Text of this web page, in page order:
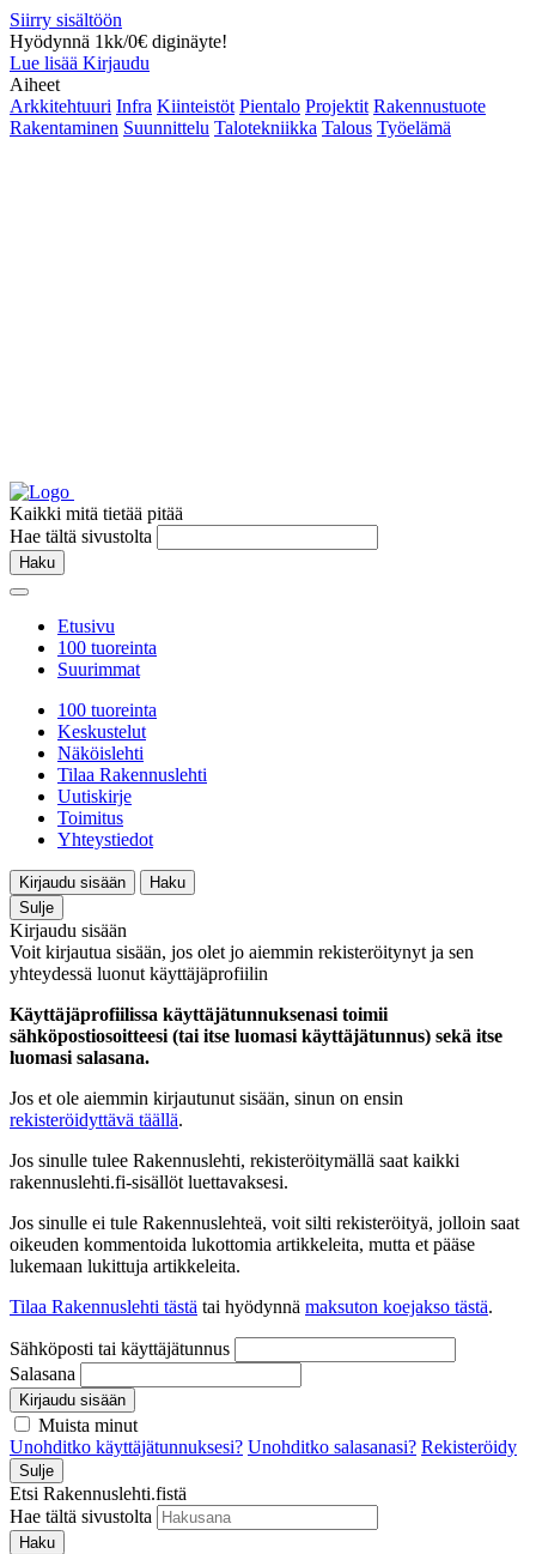
Siirry sisältöön
Hyödynnä 1kk/0€ diginäyte!
Lue lisää Kirjaudu
Aiheet
Arkkitehtuuri Infra Kiinteistöt Pientalo Projektit Rakennustuote
Rakentaminen Suunnittelu Talotekniikka Talous Työelämä
Kaikki mitä tietää pitää
Hae tältä sivustolta
Haku
Etusivu
100 tuoreinta
Suurimmat
100 tuoreinta
Keskustelut
Näköislehti
Tilaa Rakennuslehti
Uutiskirje
Toimitus
Yhteystiedot
Kirjaudu sisään
Haku
Sulje
Kirjaudu sisään
Voit kirjautua sisään, jos olet jo aiemmin rekisteröitynyt ja sen
yhteydessä luonut käyttäjäprofiilin
Käyttäjäprofiilissa käyttäjätunnuksenasi toimii
sähköpostiosoitteesi (tai itse luomasi käyttäjätunnus) sekä itse
luomasi salasana.
Jos et ole aiemmin kirjautunut sisään, sinun on ensin
rekisteröidyttävä täällä.
Jos sinulle tulee Rakennuslehti, rekisteröitymällä saat kaikki
rakennuslehti.fi-sisällöt luettavaksesi.
Jos sinulle ei tule Rakennuslehteä, voit silti rekisteröityä, jolloin saat
oikeuden kommentoida lukottomia artikkeleita, mutta et pääse
lukemaan lukittuja artikkeleita.
Tilaa Rakennuslehti tästä tai hyödynnä maksuton koejakso tästä.
Sähköposti tai käyttäjätunnus
Salasana
Kirjaudu sisään
Muista minut
Unohditko käyttäjätunnuksesi? Unohditko salasanasi? Rekisteröidy
Sulje
Etsi Rakennuslehti.fistä
Hae tältä sivustolta
Haku